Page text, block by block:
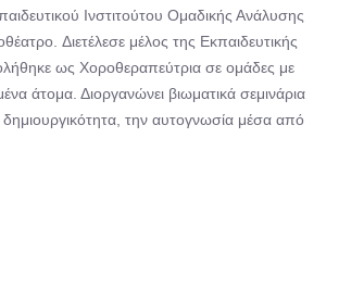
Ινστιτούτου Ομαδικής Ανάλυσης
Διετέλεσε μέλος της Εκπαιδευτικής
ως Χοροθεραπεύτρια σε ομάδες με
άτομα. Διοργανώνει βιωματικά σεμινάρια
την αυτογνωσία μέσα από